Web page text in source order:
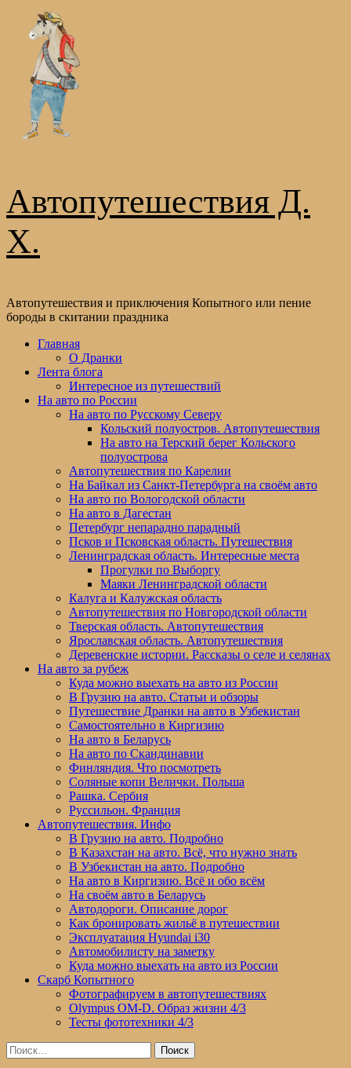
Перейти
содержимому
Автопутешествия Д.
Х.
Автопутешествия и приключения Копытного или пение
бороды в скитании праздника
ОсновноеГлавная
О Дранки
Лента блога
Интересное из путешествий
На авто по России
На авто по Русскому Северу
Кольский полуостров. Автопутешествия
На авто на Терский берег Кольского
полуострова
Автопутешествия по Карелии
На Байкал из Санкт-Петербурга на своём авто
На авто по Вологодской области
На авто в Дагестан
Петербург непарадно парадный
Псков и Псковская область. Путешествия
Ленинградская область. Интересные места
Прогулки по Выборгу
Маяки Ленинградской области
Калуга и Калужская область
Автопутешествия по Новгородской области
Тверская область. Автопутешествия
Ярославская область. Автопутешествия
Деревенские истории. Рассказы о селе и селянах
На авто за рубеж
Куда можно выехать на авто из России
В Грузию на авто. Статьи и обзоры
Путешествие Дранки на авто в Узбекистан
Самостоятельно в Киргизию
На авто в Беларусь
На авто по Скандинавии
Финляндия. Что посмотреть
Соляные копи Велички. Польша
Рашка. Сербия
Руссильон. Франция
Автопутешествия. Инфо
В Грузию на авто. Подробно
В Казахстан на авто. Всё, что нужно знать
В Узбекистан на авто. Подробно
На авто в Киргизию. Всё и обо всём
На своём авто в Беларусь
Автодороги. Описание дорог
Как бронировать жильё в путешествии
Эксплуатация Hyundai i30
Автомобилисту на заметку
Куда можно выехать на авто из России
Скарб Копытного
Фотографируем в автопутешествиях
Olympus OM-D. Образ жизни 4/3
Тесты фототехники 4/3
Найти: